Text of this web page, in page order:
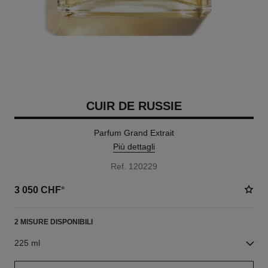
CUIR DE RUSSIE
Parfum Grand Extrait
Più dettagli
Ref. 120229
3 050 CHF*
2 MISURE DISPONIBILI
225 ml